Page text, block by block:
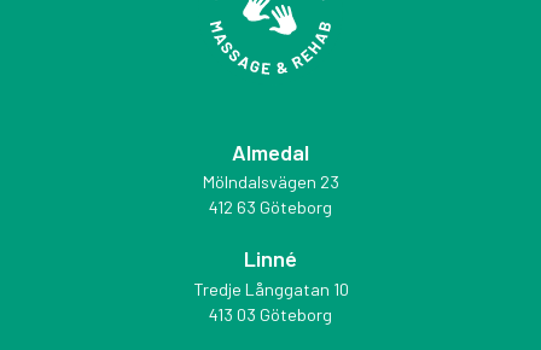
Almedal
Mölndalsvägen 23
412 63 Göteborg
Linné
Tredje Långgatan 10
413 03 Göteborg